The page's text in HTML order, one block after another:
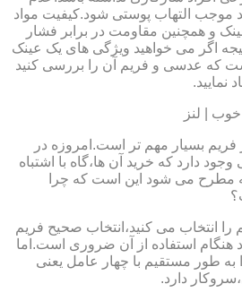
موجب التهاب پوستی شود.کیفیت مواد
و همچنین مقاومت در برابر فشار
اگر می خواهید ویژگی های یک عینک
که عدسی و فریم آن را بررسی کنید
نمایید.
| لنز
فریم بسیار مهم تر است.امروزه در
دارد که خرید آن ها،گاه با اشتباه
مطرح می شود این است که چرا
انتخاب می کنید،انتخاب صحیح فریم
هنگام استفاده از آن ضروری است.اما
به طور مستقیم با چهار عامل یعنی
دارد.